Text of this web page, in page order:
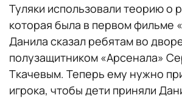
Туляки использовали теорию о
которая была в первом фильме
Данила сказал ребятам во
полузащитником «Арсенала»
Ткачевым. Теперь ему нужно
игрока, чтобы дети приняли